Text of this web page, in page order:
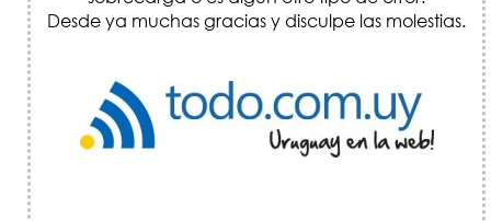
Desde ya muchas gracias y disculpe las molestias.